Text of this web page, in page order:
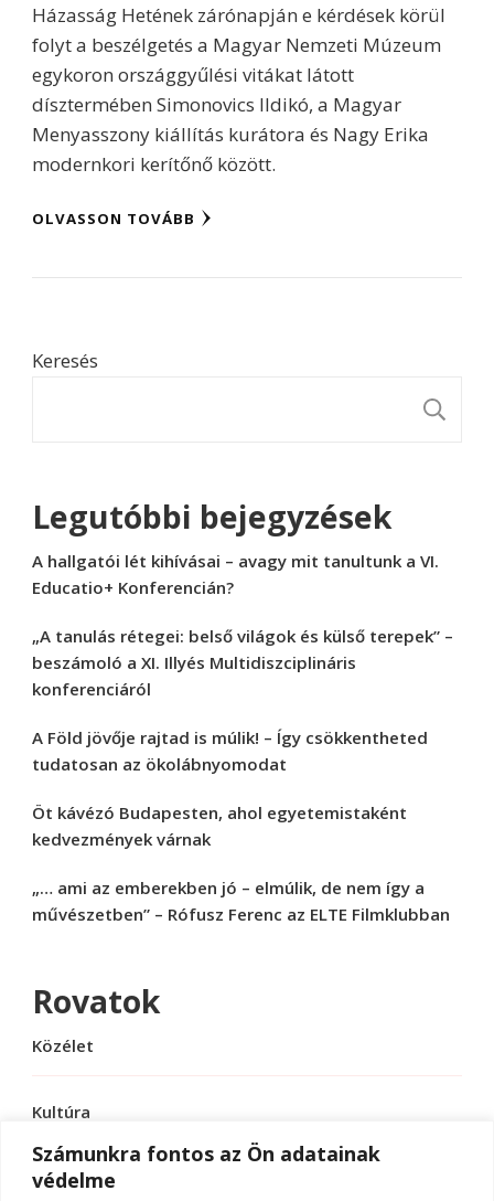
Számunkra fontos az Ön adatainak
védelme
Házasság Hetének zárónapján e kérdések körül
folyt a beszélgetés a Magyar Nemzeti Múzeum
egykoron országgyűlési vitákat látott
dísztermében Simonovics Ildikó, a Magyar
Menyasszony kiállítás kurátora és Nagy Erika
modernkori kerítőnő között.
OLVASSON TOVÁBB
Keresés
Legutóbbi bejegyzések
A hallgatói lét kihívásai – avagy mit tanultunk a VI.
Educatio+ Konferencián?
„A tanulás rétegei: belső világok és külső terepek” –
beszámoló a XI. Illyés Multidiszciplináris
konferenciáról
A Föld jövője rajtad is múlik! – Így csökkentheted
tudatosan az ökolábnyomodat
Öt kávézó Budapesten, ahol egyetemistaként
kedvezmények várnak
„… ami az emberekben jó – elmúlik, de nem így a
művészetben” – Rófusz Ferenc az ELTE Filmklubban
Rovatok
Közélet
Kultúra
Sport